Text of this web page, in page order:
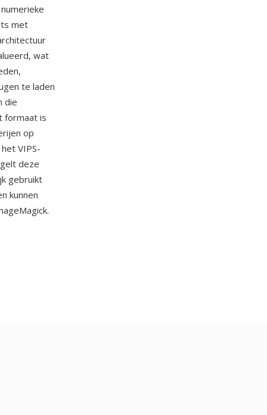
met
wat
te laden
die
formaat is
op
VIPS-
deze
gebruikt
kunnen